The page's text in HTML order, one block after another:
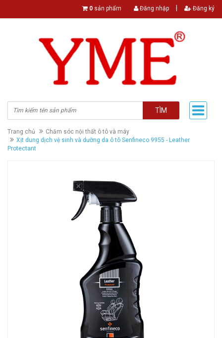
0 sản phẩm Đăng nhập Đăng ký
TÌM
Trang chủ
Chăm sóc nội thất ô tô và máy
Xịt dung dịch vệ sinh và dưỡng da ô tô Senfineco 9955 - Leather
Protectant